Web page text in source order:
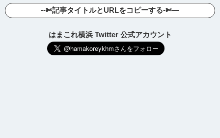
--✄記事タイトルとURLをコピーする-✄—
はまこれ横浜 Twitter 公式アカウント